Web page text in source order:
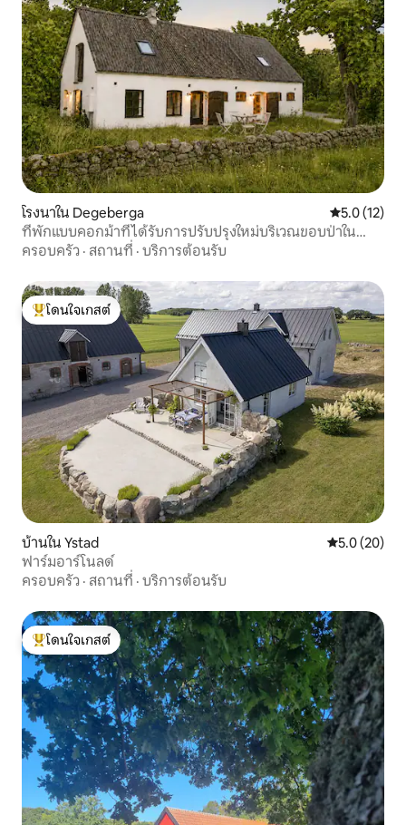
โรงนาใน Degeberga คะแนนเฉลี่ย
5.0 (12)
ที่พักแบบคอกม้าที่ได้รับการปรับปรุงใหม่บริเวณขอบป่าใน
Maglehem
ครอบครัว · สถานที่ · บริการต้อนรับ
โดนใจเกสต์ที่สุด
โดนใจเกสต์
บ้านใน Ystad คะแนนเฉลี่ย
5.0 (20)
ฟาร์มอาร์โนลด์
ครอบครัว · สถานที่ · บริการต้อนรับ
โดนใจเกสต์ที่สุด
โดนใจเกสต์